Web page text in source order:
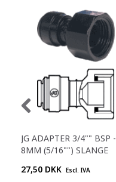
JG ADAPTER 3/4"" BSP -
8MM (5/16"") SLANGE
27,50 DKK Escl. IVA